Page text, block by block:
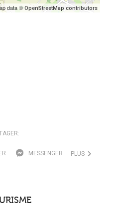
data © OpenStreetMap contributors
MESSENGER PLUS